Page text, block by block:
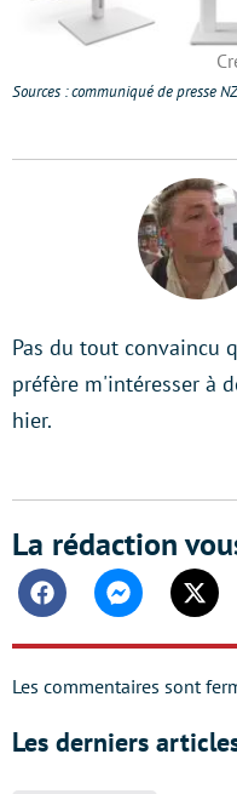
Sources : communiqué de presse
Pas du tout convaincu
préfère m'intéresser à
hier.
La rédaction
FacebookMessenger
Les commentaires sont
Les derniers